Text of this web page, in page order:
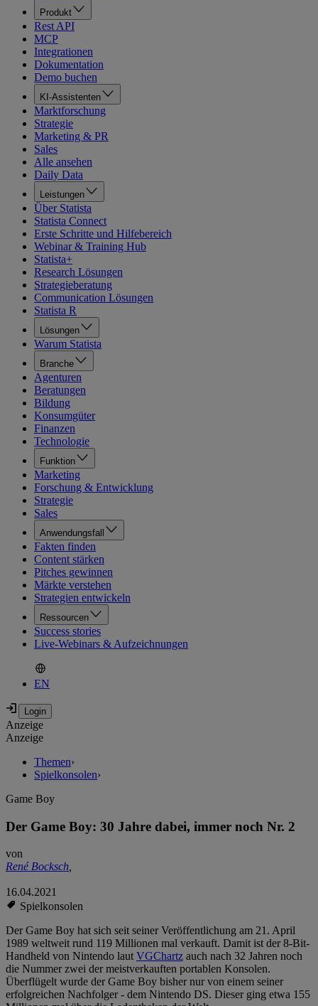
Produkt
Rest API
MCP
Integrationen
Dokumentation
Demo buchen
KI-Assistenten
Marktforschung
Strategie
Marketing & PR
Sales
Alle ansehen
Daily Data
Leistungen
Über Statista
Statista Connect
Erste Schritte und Hilfebereich
Webinar & Training Hub
Statista+
Research Lösungen
Strategieberatung
Communication Lösungen
Statista R
Lösungen
Warum Statista
Branche
Agenturen
Beratungen
Bildung
Konsumgüter
Finanzen
Technologie
Funktion
Marketing
Forschung & Entwicklung
Strategie
Sales
Anwendungsfall
Fakten finden
Content stärken
Pitches gewinnen
Märkte verstehen
Strategien entwickeln
Ressourcen
Success stories
Live-Webinars & Aufzeichnungen
EN
Anzeige
Anzeige
Themen›
Spielkonsolen›
Game Boy
Der Game Boy: 30 Jahre dabei, immer noch Nr. 2
von
René Bocksch,
16.04.2021
Spielkonsolen
Der Game Boy hat sich seit seiner Veröffentlichung am 21. April
1989 weltweit rund 119 Millionen mal verkauft. Damit ist der 8-Bit-
Handheld von Nintendo lautVGChartz auch nach 32 Jahren noch
die Nummer zwei der meistverkauften portablen Konsolen.
Überflügelt wurde der Game Boy bisher nur von einem seiner
erfolgreichen Nachfolger - dem Nintendo DS. Dieser ging etwa 155